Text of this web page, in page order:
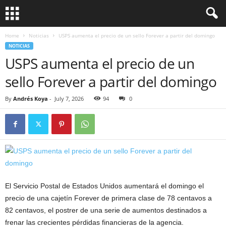
Home Noticias USPS aumenta el precio de un sello Forever a partir del domingo
NOTICIAS
USPS aumenta el precio de un
sello Forever a partir del domingo
By Andrés Koya - July 7, 2026 94 0
El Servicio Postal de Estados Unidos aumentará el domingo el
precio de una cajetín Forever de primera clase de 78 centavos a
82 centavos, el postrer de una serie de aumentos destinados a
frenar las crecientes pérdidas financieras de la agencia.